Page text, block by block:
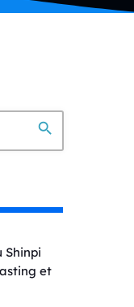
search
Shinpi
et